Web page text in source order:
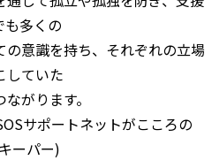
も多くの
意識を持ち、それぞれの立場
していた
がります。
サポートネットがこころの
ーパー)